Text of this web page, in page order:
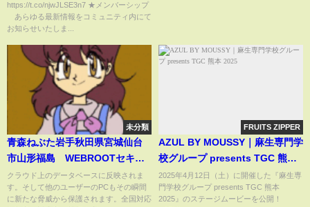
【FUT】
https://t.co/njwJLSE3n7 ★メンバーシップ
あらゆる最新情報をコミュニティ内にて
お知らせいたしま...
未分類
青森ねぶた岩手秋田県宮城仙台
市山形福島 WEBROOTセキュ
リティー マルウェアやウィル
ス、悪質なサイトのURL.IPアド
クラウド上のデータベースに反映されま
す。そして他のユーザーのPCもその瞬間
に新たな脅威から保護されます。全国対応
FRUITS ZIPPER
AZUL BY MOUSSY｜麻生専門学
校グループ presents TGC 熊本
2025
2025年4月12日（土）に開催した『麻生専
門学校グループ presents TGC 熊本
2025』のステージムービーを公開！